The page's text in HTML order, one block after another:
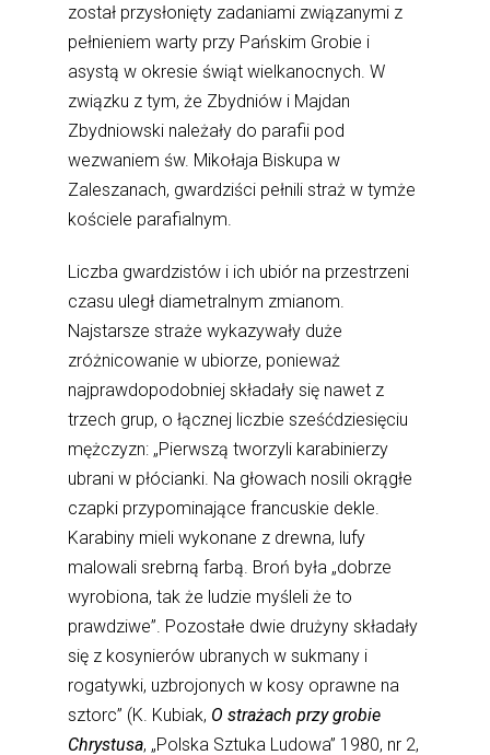
został przysłonięty zadaniami związanymi z
pełnieniem warty przy Pańskim Grobie i
asystą w okresie świąt wielkanocnych. W
związku z tym, że Zbydniów i Majdan
Zbydniowski należały do parafii pod
wezwaniem św. Mikołaja Biskupa w
Zaleszanach, gwardziści pełnili straż w tymże
kościele parafialnym.
Liczba gwardzistów i ich ubiór na przestrzeni
czasu uległ diametralnym zmianom.
Najstarsze straże wykazywały duże
zróżnicowanie w ubiorze, ponieważ
najprawdopodobniej składały się nawet z
trzech grup, o łącznej liczbie sześćdziesięciu
mężczyzn: „Pierwszą tworzyli karabinierzy
ubrani w płócianki. Na głowach nosili okrągłe
czapki przypominające francuskie dekle.
Karabiny mieli wykonane z drewna, lufy
malowali srebrną farbą. Broń była „dobrze
wyrobiona, tak że ludzie myśleli że to
prawdziwe”. Pozostałe dwie drużyny składały
się z kosynierów ubranych w sukmany i
rogatywki, uzbrojonych w kosy oprawne na
sztorc” (K. Kubiak, O strażach przy grobie
Chrystusa, „Polska Sztuka Ludowa” 1980, nr 2,